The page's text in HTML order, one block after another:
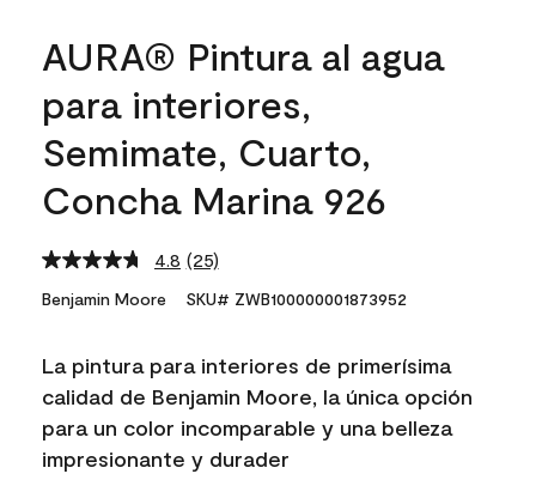
AURA® Pintura al agua
para interiores,
Semimate, Cuarto,
Concha Marina 926
4.8 Read
25
Reviews.
link.
(25)
Benjamin Moore SKU# ZWB100000001873952
La pintura para interiores de primerísima
calidad de Benjamin Moore, la única opción
para un color incomparable y una belleza
impresionante y durader